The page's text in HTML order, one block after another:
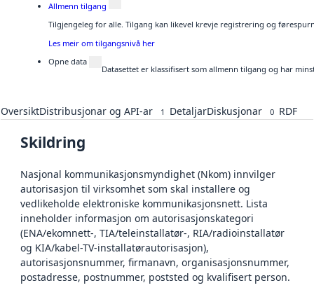
Allmenn tilgang
Tilgjengeleg for alle. Tilgang kan likevel krevje registrering og
Les meir om tilgangsnivå her
Opne data
Datasettet er klassifisert som allmenn tilgang og har
OversiktDistribusjonar og API-ar 1 DetaljarDiskusjonar 0 RDF
Skildring
Nasjonal kommunikasjonsmyndighet (Nkom) innvilger
autorisasjon til virksomhet som skal installere og
vedlikeholde elektroniske kommunikasjonsnett. Lista
inneholder informasjon om autorisasjonskategori
(ENA/ekomnett-, TIA/teleinstallatør-, RIA/radioinstallatør
og KIA/kabel-TV-installatørautorisasjon),
autorisasjonsnummer, firmanavn, organisasjonsnummer,
postadresse, postnummer, poststed og kvalifisert person.